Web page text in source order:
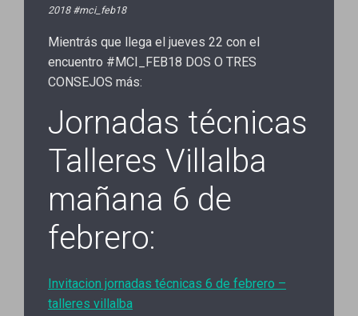
2018 #mci_feb18
Mientrás que llega el jueves 22 con el
encuentro #MCI_FEB18 DOS O TRES
CONSEJOS más:
Jornadas técnicas
Talleres Villalba
mañana 6 de
febrero:
Invitacion jornadas técnicas 6 de febrero –
talleres villalba